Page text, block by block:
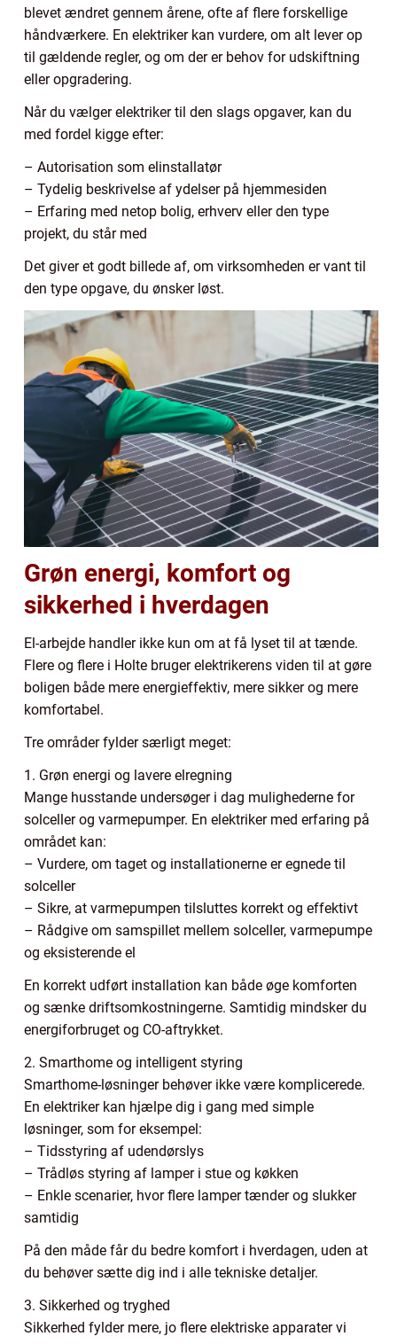
blevet ændret gennem årene, ofte af flere forskellige
håndværkere. En elektriker kan vurdere, om alt lever op
til gældende regler, og om der er behov for udskiftning
eller opgradering.
Når du vælger elektriker til den slags opgaver, kan du
med fordel kigge efter:
– Autorisation som elinstallatør
– Tydelig beskrivelse af ydelser på hjemmesiden
– Erfaring med netop bolig, erhverv eller den type
projekt, du står med
Det giver et godt billede af, om virksomheden er vant til
den type opgave, du ønsker løst.
Grøn energi, komfort og
sikkerhed i hverdagen
El-arbejde handler ikke kun om at få lyset til at tænde.
Flere og flere i Holte bruger elektrikerens viden til at gøre
boligen både mere energieffektiv, mere sikker og mere
komfortabel.
Tre områder fylder særligt meget:
1. Grøn energi og lavere elregning
Mange husstande undersøger i dag mulighederne for
solceller og varmepumper. En elektriker med erfaring på
området kan:
– Vurdere, om taget og installationerne er egnede til
solceller
– Sikre, at varmepumpen tilsluttes korrekt og effektivt
– Rådgive om samspillet mellem solceller, varmepumpe
og eksisterende el
En korrekt udført installation kan både øge komforten
og sænke driftsomkostningerne. Samtidig mindsker du
energiforbruget og CO-aftrykket.
2. Smarthome og intelligent styring
Smarthome-løsninger behøver ikke være komplicerede.
En elektriker kan hjælpe dig i gang med simple
løsninger, som for eksempel:
– Tidsstyring af udendørslys
– Trådløs styring af lamper i stue og køkken
– Enkle scenarier, hvor flere lamper tænder og slukker
samtidig
På den måde får du bedre komfort i hverdagen, uden at
du behøver sætte dig ind i alle tekniske detaljer.
3. Sikkerhed og tryghed
Sikkerhed fylder mere, jo flere elektriske apparater vi